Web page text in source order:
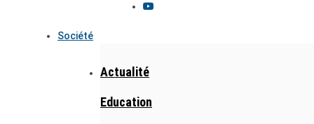
Société
Actualité
Education